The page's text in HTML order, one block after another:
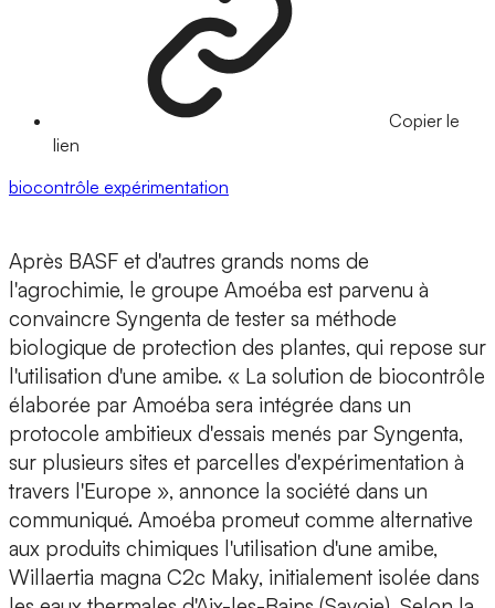
Copier le
lien
biocontrôle expérimentation
Après BASF et d'autres grands noms de
l'agrochimie, le groupe Amoéba est parvenu à
convaincre Syngenta de tester sa méthode
biologique de protection des plantes, qui repose sur
l'utilisation d'une amibe. « La solution de biocontrôle
élaborée par Amoéba sera intégrée dans un
protocole ambitieux d'essais menés par Syngenta,
sur plusieurs sites et parcelles d'expérimentation à
travers l'Europe », annonce la société dans un
communiqué. Amoéba promeut comme alternative
aux produits chimiques l'utilisation d'une amibe,
Willaertia magna C2c Maky, initialement isolée dans